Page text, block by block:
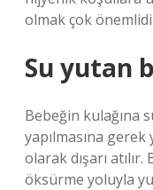
olmak çok
Su yutan
Bebeğin kulağına
yapılmasına
olarak dışarı
öksürme yoluyla